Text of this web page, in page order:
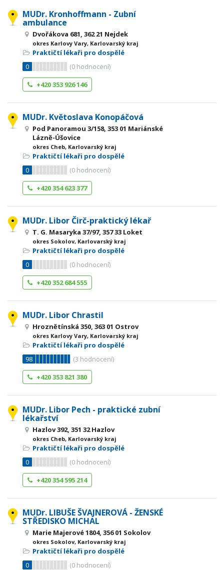
MUDr. Kronhoffmann - Zubní
ambulance
Dvořákova 681, 362 21 Nejdek
okres Karlovy Vary, Karlovarský kraj
Praktičtí lékaři pro dospělé
0
(0 hodnocení)
+420 353 926 146
MUDr. Květoslava Konopáčová
Pod Panoramou 3/158, 353 01 Mariánské
Lázně-Úšovice
okres Cheb, Karlovarský kraj
Praktičtí lékaři pro dospělé
0
(0 hodnocení)
+420 354 623 377
MUDr. Libor Čirč-praktický lékař
T. G. Masaryka 37/97, 357 33 Loket
okres Sokolov, Karlovarský kraj
Praktičtí lékaři pro dospělé
0
(0 hodnocení)
+420 352 684 555
MUDr. Libor Chrastil
Hroznětínská 350, 363 01 Ostrov
okres Karlovy Vary, Karlovarský kraj
Praktičtí lékaři pro dospělé
98
(3 hodnocení)
+420 353 821 380
MUDr. Libor Pech - praktické zubní
lékařství
Hazlov 392, 351 32 Hazlov
okres Cheb, Karlovarský kraj
Praktičtí lékaři pro dospělé
0
(0 hodnocení)
+420 354 595 214
MUDr. LIBUŠE ŠVAJNEROVÁ - ŽENSKÉ
STŘEDISKO MICHAL
Marie Majerové 1804, 356 01 Sokolov
okres Sokolov, Karlovarský kraj
Praktičtí lékaři pro dospělé
0
(0 hodnocení)